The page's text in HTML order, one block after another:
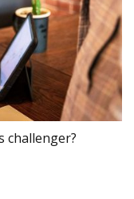
challenger?